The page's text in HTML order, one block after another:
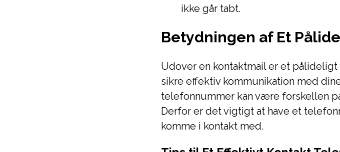
ikke går tabt.
Betydningen af Et
Udover en kontaktmail er et
sikre effektiv kommunikation med
telefonnummer kan være forskellen
Derfor er det vigtigt at have et
komme i kontakt med.